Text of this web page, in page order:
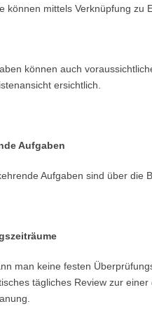
können mittels Verknüpfung zu
können auch
ersichtlich.
Aufgaben
Aufgaben sind über die
man keine festen
tägliches Review zur